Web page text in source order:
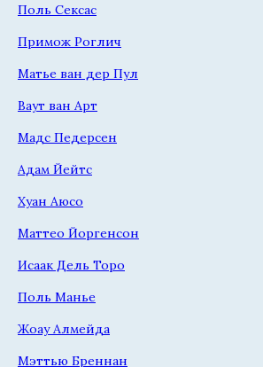
Поль Сексас
Примож Роглич
Матье ван дер Пул
Ваут ван Арт
Мадс Педерсен
Адам Йейтс
Хуан Аюсо
Маттео Йоргенсон
Исаак Дель Торо
Поль Манье
Жоау Алмейда
Мэттью Бреннан